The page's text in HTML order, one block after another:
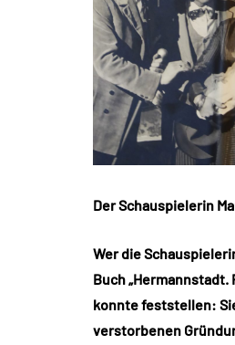
Der Schauspielerin
Wer die
Buch
konnte feststellen:
verstorbenen